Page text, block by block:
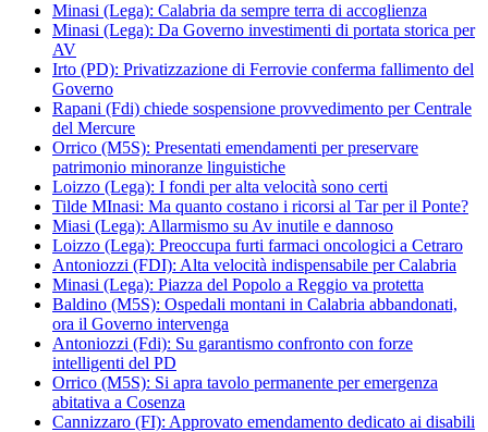
Minasi (Lega): Calabria da sempre terra di accoglienza
Minasi (Lega): Da Governo investimenti di portata storica per
AV
Irto (PD): Privatizzazione di Ferrovie conferma fallimento del
Governo
Rapani (Fdi) chiede sospensione provvedimento per Centrale
del Mercure
Orrico (M5S): Presentati emendamenti per preservare
patrimonio minoranze linguistiche
Loizzo (Lega): I fondi per alta velocità sono certi
Tilde MInasi: Ma quanto costano i ricorsi al Tar per il Ponte?
Miasi (Lega): Allarmismo su Av inutile e dannoso
Loizzo (Lega): Preoccupa furti farmaci oncologici a Cetraro
Antoniozzi (FDI): Alta velocità indispensabile per Calabria
Minasi (Lega): Piazza del Popolo a Reggio va protetta
Baldino (M5S): Ospedali montani in Calabria abbandonati,
ora il Governo intervenga
Antoniozzi (Fdi): Su garantismo confronto con forze
intelligenti del PD
Orrico (M5S): Si apra tavolo permanente per emergenza
abitativa a Cosenza
Cannizzaro (FI): Approvato emendamento dedicato ai disabili